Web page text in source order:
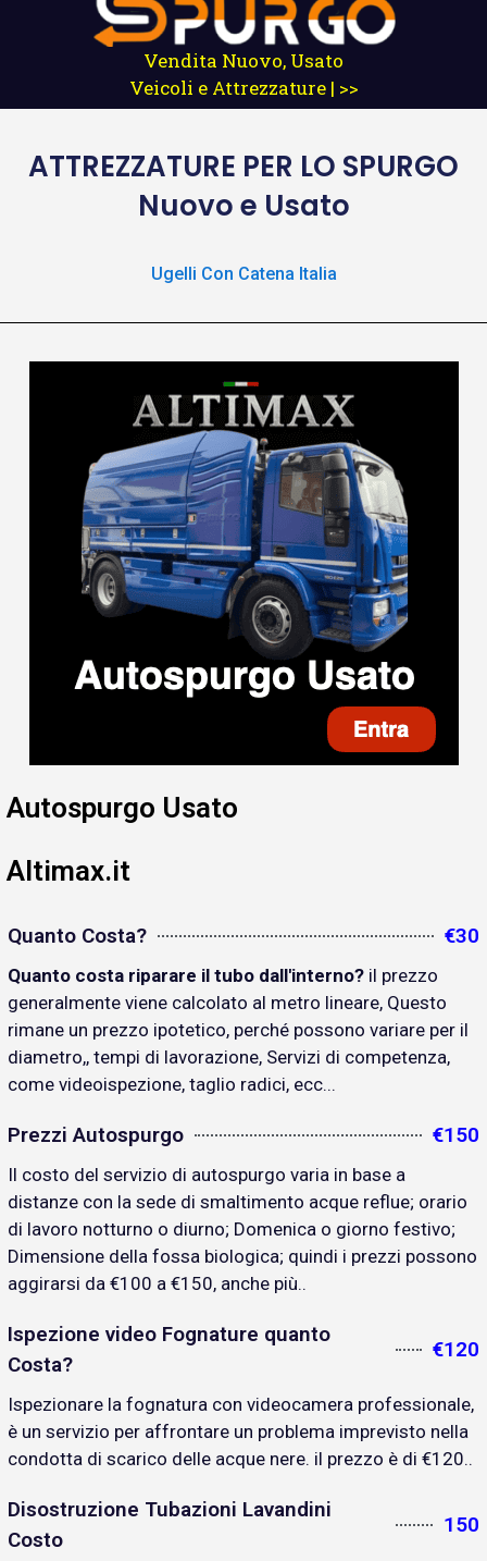
Vendita Nuovo, Usato
Veicoli e Attrezzature | >>
ATTREZZATURE PER LO SPURGO
Nuovo e Usato
Ugelli Con Catena Italia
Autospurgo Usato
Altimax.it
Quanto Costa? €30
Quanto costa riparare il tubo dall'interno? il prezzo
generalmente viene calcolato al metro lineare, Questo
rimane un prezzo ipotetico, perché possono variare per il
diametro,, tempi di lavorazione, Servizi di competenza,
come videoispezione, taglio radici, ecc...
Prezzi Autospurgo €150
Il costo del servizio di autospurgo varia in base a
distanze con la sede di smaltimento acque reflue; orario
di lavoro notturno o diurno; Domenica o giorno festivo;
Dimensione della fossa biologica; quindi i prezzi possono
aggirarsi da €100 a €150, anche più..
Ispezione video Fognature quanto
Costa?
€120
Ispezionare la fognatura con videocamera professionale,
è un servizio per affrontare un problema imprevisto nella
condotta di scarico delle acque nere. il prezzo è di €120..
Disostruzione Tubazioni Lavandini
Costo
150